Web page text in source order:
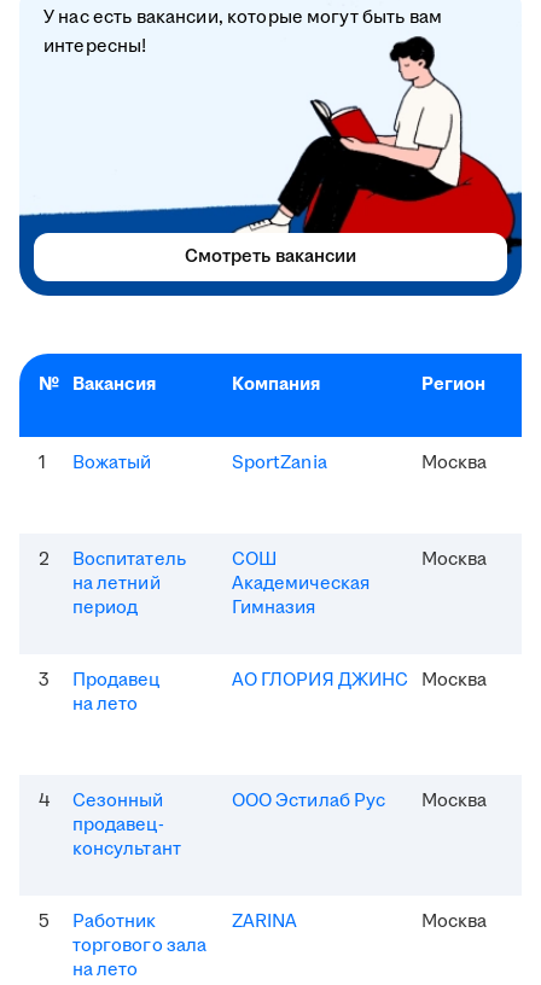
№ Вакансия Компания Регион
1 Вожатый SportZania Москва
2
Воспитатель
на летний
период
СОШ
Академическая
Гимназия
Москва
3
Продавец
на лето
АО ГЛОРИЯ ДЖИНС Москва
4
Сезонный
продавец-
консультант
ООО Эстилаб Рус Москва
5
Работник
торгового зала
на лето
ZARINA Москва
У нас есть вакансии, которые могут быть вам
интересны!
Смотреть вакансии